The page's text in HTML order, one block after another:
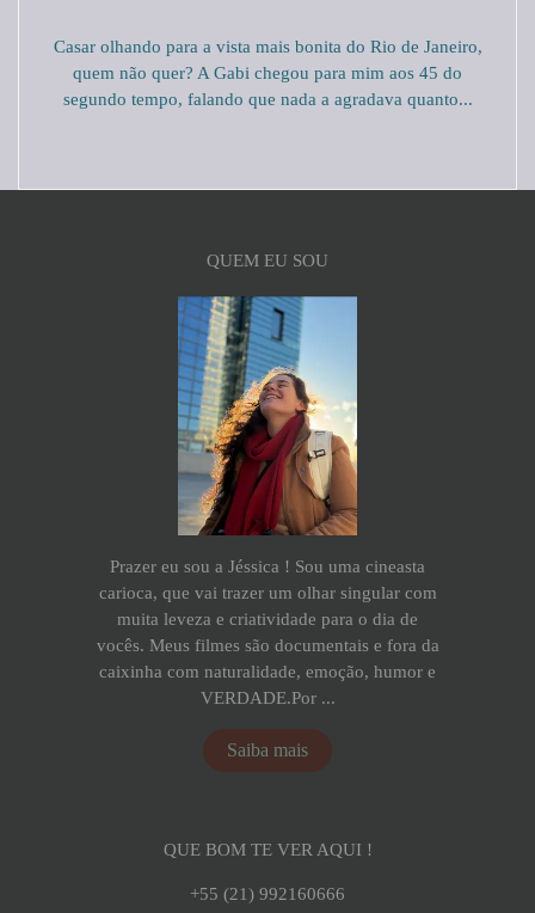
Casar olhando para a vista mais bonita do Rio de Janeiro,
quem não quer? A Gabi chegou para mim aos 45 do
segundo tempo, falando que nada a agradava quanto...
QUEM EU SOU
Prazer eu sou a Jéssica ! Sou uma cineasta
carioca, que vai trazer um olhar singular com
muita leveza e criatividade para o dia de
vocês. Meus filmes são documentais e fora da
caixinha com naturalidade, emoção, humor e
VERDADE.Por ...
Saiba mais
QUE BOM TE VER AQUI !
+55 (21) 992160666